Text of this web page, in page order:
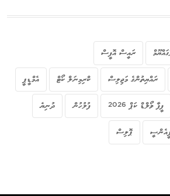
ރައީސް އޮފީސް
ރައްޔިތުންގެ މަޖިލިސް ކްރިމިނަލް ކޯޓް އެމްޑީޕީ
ފީފާ ވޯލްޑް ކަޕް 2026 ފުލުހުން ދުނިޔެ
ޕޮލިސް